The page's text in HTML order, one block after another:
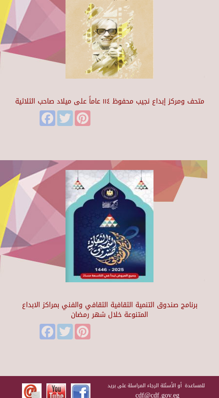
متحف ومركز إبداع نجيب محفوظ ١١٤ عاماً على ميلاد صاحب الثلاثية
FacebookTwitter
برنامج صندوق التنمية الثقافية الثقافي والفني بمراكز الابداع
المتنوعة خلال شهر رمضان
FacebookTwitter
للمساعدة أو الأسئلة الرجاء المراسلة على بريد